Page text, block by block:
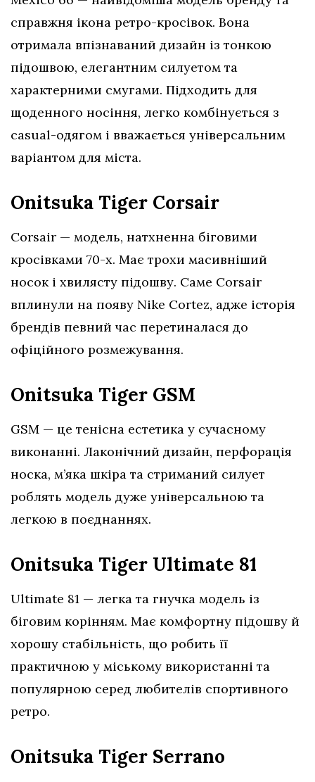
справжня ікона ретро-кросівок. Вона
отримала впізнаваний дизайн із тонкою
підошвою, елегантним силуетом та
характерними смугами. Підходить для
щоденного носіння, легко комбінується з
casual-одягом і вважається універсальним
варіантом для міста.
Onitsuka Tiger Corsair
Corsair — модель, натхненна біговими
кросівками 70-х. Має трохи масивніший
носок і хвилясту підошву. Саме Corsair
вплинули на появу Nike Cortez, адже історія
брендів певний час перетиналася до
офіційного розмежування.
Onitsuka Tiger GSM
GSM — це тенісна естетика у сучасному
виконанні. Лаконічний дизайн, перфорація
носка, м’яка шкіра та стриманий силует
роблять модель дуже універсальною та
легкою в поєднаннях.
Onitsuka Tiger Ultimate 81
Ultimate 81 — легка та гнучка модель із
біговим корінням. Має комфортну підошву й
хорошу стабільність, що робить її
практичною у міському використанні та
популярною серед любителів спортивного
ретро.
Onitsuka Tiger Serrano